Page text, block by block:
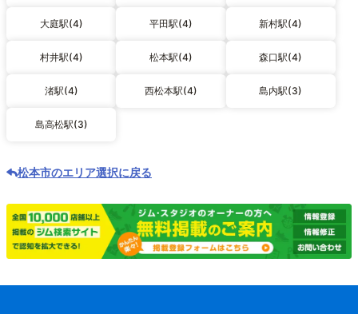
大庭駅(4) 平田駅(4) 新村駅(4)
村井駅(4) 松本駅(4) 森口駅(4)
渚駅(4) 西松本駅(4) 島内駅(3)
島高松駅(3)
松本市のエリア選択に戻る